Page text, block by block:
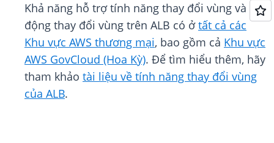
Khả năng hỗ trợ tính năng thay đổi vùng và tự
động thay đổi vùng trên ALB có ởtất cả các
Khu vực AWS thương mại, bao gồm cả Khu vực
AWS GovCloud (Hoa Kỳ). Để tìm hiểu thêm, hãy
tham khảo tài liệu về tính năng thay đổi vùng
của ALB.